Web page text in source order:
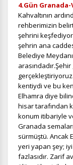
ÇEREZ
Çerez
Daha fazla bilgi
gizlilik
4.Gün Granada-
Kahvaltının
rehberimizin
şehrini
şehrin ana
Belediye
kentiydi ve bu
Elhamra diye
hisar tarafından
konum itibariyle
Granada
sürmüştü. Ancak
yeri yapan şey; iyi
fazlasıdır. Zarif